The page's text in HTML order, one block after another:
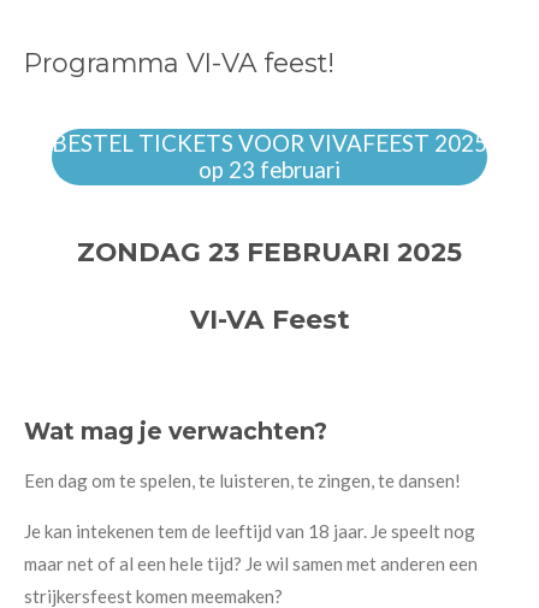
Programma VI-VA feest!
BESTEL TICKETS VOOR VIVAFEEST 2025
op 23 februari
ZONDAG 23 FEBRUARI 2025
VI-VA Feest
Wat mag je verwachten?
Een dag om te spelen, te luisteren, te zingen, te dansen!
Je kan intekenen tem de leeftijd van 18 jaar. Je speelt nog
maar net of al een hele tijd? Je wil samen met anderen een
strijkersfeest komen meemaken?